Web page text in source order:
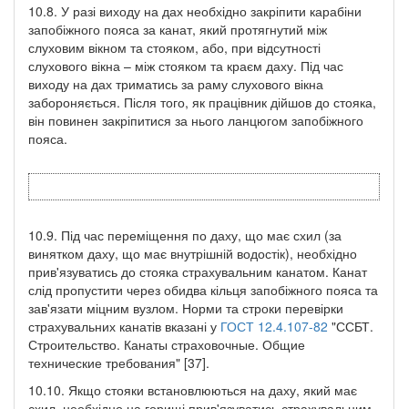
10.8. У разі виходу на дах необхідно закріпити карабіни
запобіжного пояса за канат, який протягнутий між
слуховим вікном та стояком, або, при відсутності
слухового вікна – між стояком та краєм даху. Під час
виходу на дах триматись за раму слухового вікна
забороняється. Після того, як працівник дійшов до стояка,
він повинен закріпитися за нього ланцюгом запобіжного
пояса.
10.9. Під час переміщення по даху, що має схил (за
винятком даху, що має внутрішній водостік), необхідно
прив'язуватись до стояка страхувальним канатом. Канат
слід пропустити через обидва кільця запобіжного пояса та
зав'язати міцним вузлом. Норми та строки перевірки
страхувальних канатів вказані у ГОСТ 12.4.107-82 "ССБТ.
Строительство. Канаты страховочные. Общие
технические требования" [37].
10.10. Якщо стояки встановлюються на даху, який має